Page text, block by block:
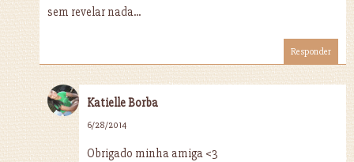
sem revelar nada...
Responder
Katielle Borba
6/28/2014
Obrigado minha amiga <3